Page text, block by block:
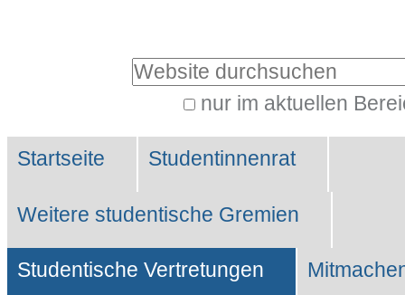
Website durchsuchen
nur im aktuellen
Suche…
Sektionen
Startseite Studentinnenrat
Weitere studentische Gremien
Studentische Vertretungen